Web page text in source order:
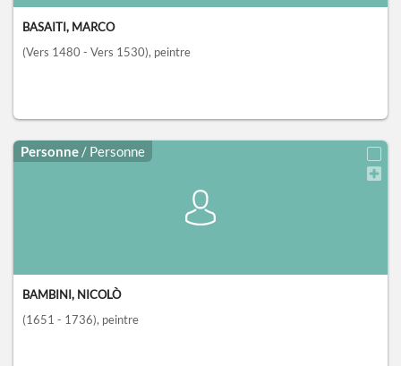
BASAITI, MARCO
(Vers 1480 - Vers 1530), peintre
Personne / Personne
BAMBINI, NICOLÒ
(1651 - 1736), peintre